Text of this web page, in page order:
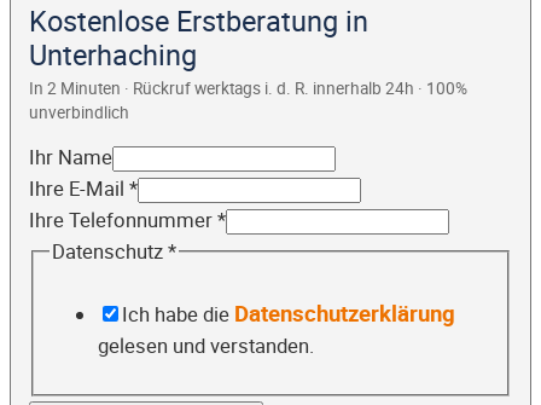
Kostenlose Erstberatung in
Unterhaching
In 2 Minuten · Rückruf werktags i. d. R. innerhalb 24h · 100%
unverbindlich
Ihr Name
Ihre E-Mail *
Ihre Telefonnummer*
Datenschutz*
Ich habe die Datenschutzerklärung
gelesen und verstanden.